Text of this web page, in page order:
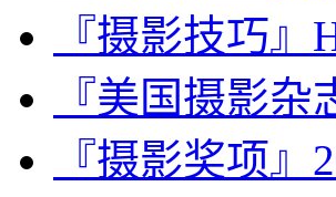
『摄影技巧
『美国摄影
『摄影奖项